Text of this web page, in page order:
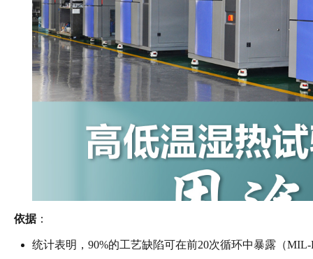
依据：
统计表明，90%的工艺缺陷可在前20次循环中暴露（